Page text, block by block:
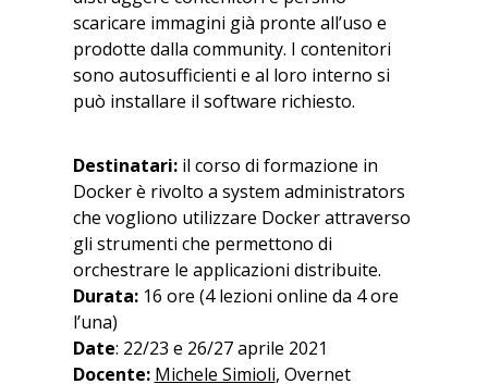
scaricare immagini già pronte all’uso e
prodotte dalla community. I contenitori
sono autosufficienti e al loro interno si
può installare il software richiesto.
Destinatari:il corso di formazione in
Docker è rivolto a system administrators
che vogliono utilizzare Docker attraverso
gli strumenti che permettono di
orchestrare le applicazioni distribuite.
Durata: 16 ore (4 lezioni online da 4 ore
l’una)
Date: 22/23 e 26/27 aprile 2021
Docente: Michele Simioli, Overnet